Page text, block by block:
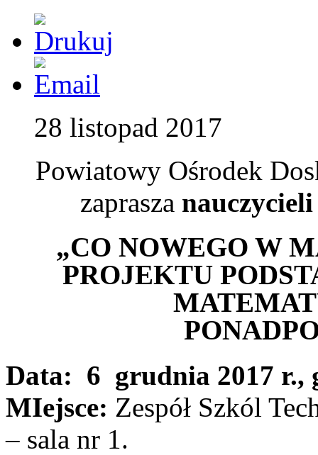
28 listopad 2017
Powiatowy Ośrodek
zaprasza
„CO NOWEGO W
PROJEKTU
Data: 6 grudnia 2017 r.,
MIejsce: Zespół Szkól
– sala nr 1.